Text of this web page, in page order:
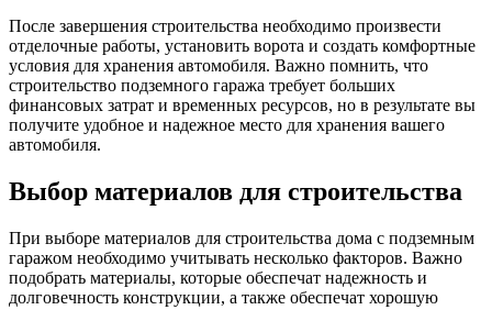
После завершения строительства необходимо произвести
отделочные работы, установить ворота и создать комфортные
условия для хранения автомобиля. Важно помнить, что
строительство подземного гаража требует больших
финансовых затрат и временных ресурсов, но в результате вы
получите удобное и надежное место для хранения вашего
автомобиля.
Выбор материалов для строительства
При выборе материалов для строительства дома с подземным
гаражом необходимо учитывать несколько факторов. Важно
подобрать материалы, которые обеспечат надежность и
долговечность конструкции, а также обеспечат хорошую